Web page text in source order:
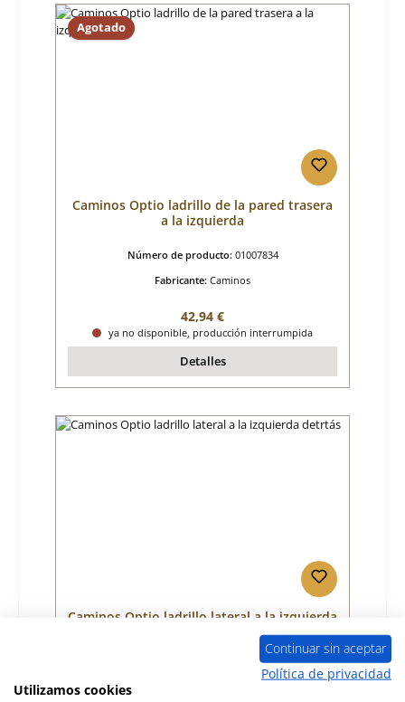
Agotado
Caminos Optio ladrillo de la pared trasera
a la izquierda
Número de producto: 01007834
Fabricante: Caminos
Precio normal:
42,94 €
ya no disponible, producción interrumpida
Detalles
Caminos Optio ladrillo lateral a la izquierda
01007835
Continuar sin aceptar
Política de privacidad
Utilizamos cookies